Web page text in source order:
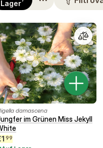
sehr dekorativ aussehen. Sie
Sommers schmücken lassen
Lager
damascena
im Grünen Miss Jekyll
1 99